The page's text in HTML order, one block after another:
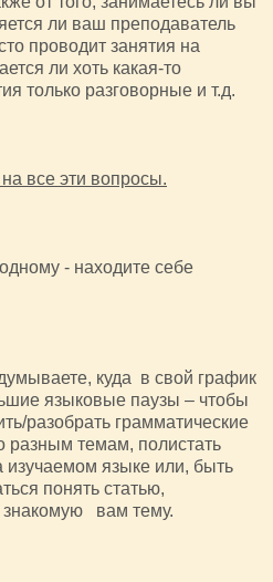
ли ваш преподаватель
проводит занятия на
ли хоть какая-то
только разговорные и т.д.
все эти вопросы.
- находите себе
куда в свой график
языковые паузы – чтобы
разобрать грамматические
разным темам, полистать
изучаемом языке или, быть
понять статью,
знакомую вам тему.